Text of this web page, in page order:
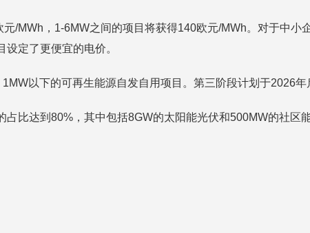
/MWh，1-6MW之间的项目将获得140欧元/MWh。对于中
定了更便宜的电价。
以下的可再生能源自发自用项目。第三阶段计划于2026
比达到80%，其中包括8GW的太阳能光伏和500MW的社区